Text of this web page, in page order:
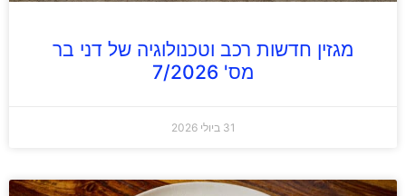
מגזין חדשות רכב וטכנולוגיה של דני בר
מס' 7/2026
31 ביולי 2026